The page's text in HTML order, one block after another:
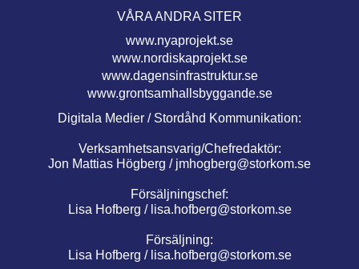
VÅRA ANDRA SITER
www.nyaprojekt.se
www.nordiskaprojekt.se
www.dagensinfrastruktur.se
www.grontsamhallsbyggande.se
Digitala Medier / Stordåhd Kommunikation:
Verksamhetsansvarig/Chefredaktör:
Jon Mattias Högberg / jmhogberg@storkom.se
Försäljningschef:
Lisa Hofberg / lisa.hofberg@storkom.se
Försäljning:
Lisa Hofberg / lisa.hofberg@storkom.se